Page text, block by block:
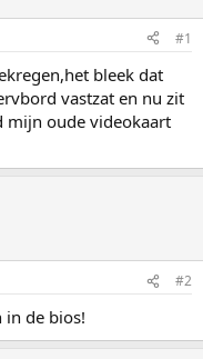
#1
bleek dat
vastzat en nu zit
mijn oude videokaart
#2
in de bios!